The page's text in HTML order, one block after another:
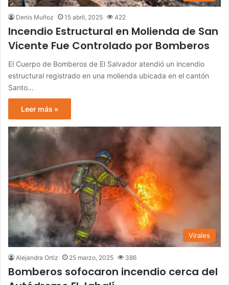
Denis Muñoz 15 abril, 2025 422
Incendio Estructural en Molienda de San
Vicente Fue Controlado por Bomberos
El Cuerpo de Bomberos de El Salvador atendió un incendio
estructural registrado en una molienda ubicada en el cantón
Santo…
Leer más »
Virales
Alejandra Ortiz 25 marzo, 2025 386
Bomberos sofocaron incendio cerca del